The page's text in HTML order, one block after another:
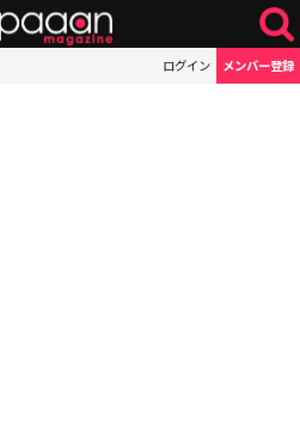
ログイン メンバー登録